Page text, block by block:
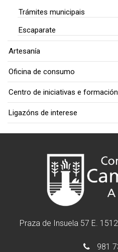
Trámites municipais
Escaparate
Artesanía
Oficina de consumo
Centro de iniciativas e formación
Ligazóns de interese
Praza de Insuela 57 E.
981